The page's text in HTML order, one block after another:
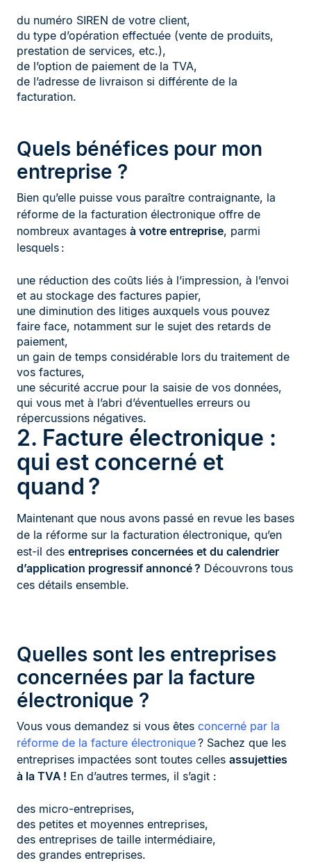
du numéro SIREN de votre client,
du type d’opération effectuée (vente de produits,
prestation de services, etc.),
de l’option de paiement de la TVA,
de l’adresse de livraison si différente de la
facturation.
Quels bénéfices pour mon
entreprise ?
Bien qu’elle puisse vous paraître contraignante, la
réforme de la facturation électronique offre de
nombreux avantages à votre entreprise, parmi
lesquels :
une réduction des coûts liés à l’impression, à l’envoi
et au stockage des factures papier,
une diminution des litiges auxquels vous pouvez
faire face, notamment sur le sujet des retards de
paiement,
un gain de temps considérable lors du traitement de
vos factures,
une sécurité accrue pour la saisie de vos données,
qui vous met à l’abri d’éventuelles erreurs ou
répercussions négatives.
2. Facture électronique :
qui est concerné et
quand ?
Maintenant que nous avons passé en revue les bases
de la réforme sur la facturation électronique, qu’en
est-il des entreprises concernées et du calendrier
d’application progressif annoncé ? Découvrons tous
ces détails ensemble.
Quelles sont les entreprises
concernées par la facture
électronique ?
Vous vous demandez si vous êtes concerné par la
réforme de la facture électronique? Sachez que les
entreprises impactées sont toutes celles assujetties
à la TVA ! En d’autres termes, il s’agit :
des micro-entreprises,
des petites et moyennes entreprises,
des entreprises de taille intermédiaire,
des grandes entreprises.